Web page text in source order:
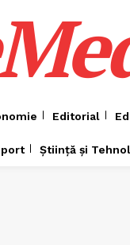
Editorial
Știință și